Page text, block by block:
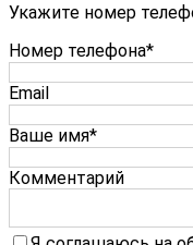
Укажите номер
Номер телефона*
Email
Ваше имя*
Комментарий